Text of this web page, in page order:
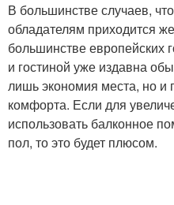
В большинстве случаев,
обладателям приходится
большинстве европейских
и гостиной уже издавна
лишь экономия места, но
комфорта. Если для
использовать балконное
пол, то это будет плюсом.